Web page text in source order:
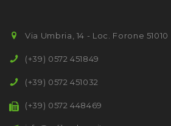
Via Umbria, 14 - Loc. Forone 51010
(+39) 0572 451849
(+39) 0572 451032
(+39) 0572 448469